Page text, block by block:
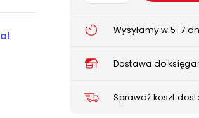
Wysyłamy w 5-7
Dostawa do
Sprawdź koszt